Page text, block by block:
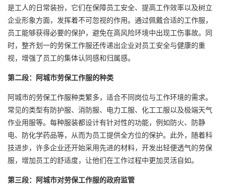
是工人的日常装扮，它们在保障员工安全、提高工作效率以及树立
企业形象方面，发挥着不可忽视的作用。通过佩戴合适的工作服，
员工能够获得必要的保护，避免在高风险环境中出现工伤事故。同
时，整齐划一的劳保工作服还传递出企业对员工安全与健康的重
视，增强了员工的集体认同感和归属感。
第二段：阿城市劳保工作服的种类
阿城市的劳保工作服种类繁多，适合不同岗位与工作环境的需求。
常见的类型有防护服、消防服、电力工服、化工工服以及极端天气
作业用服等。每种服装都设计有针对性的功能，例如防火、防静
电、防化学药品等，从而为员工提供全方位的保护。此外，随着科
技进步，许多企业还开始采用先进的材料，开发出轻便透气的劳保
服，增加员工的舒适度，让他们在工作过程中更加灵活自如。
第三段：阿城市对劳保工作服的政府监管